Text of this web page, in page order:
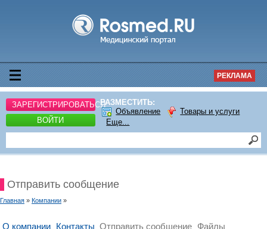
РЕКЛАМА
ЗАРЕГИСТРИРОВАТЬСЯ
ВОЙТИ
РАЗМЕСТИТЬ:
Объявление
Товары и услуги
Еще...
Отправить сообщение
Главная » Компании »
О компании Контакты Отправить сообщение Файлы